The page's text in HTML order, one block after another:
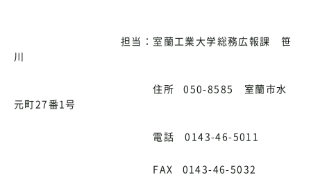
担当：室蘭工業大学総務広報課 笹
川
住所 050-8585 室蘭市水
元町27番1号
電話 0143-46-5011
FAX 0143-46-5032